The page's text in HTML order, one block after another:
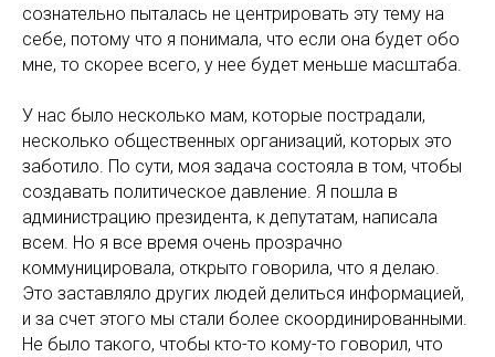
сознательно пыталась не центрировать эту тему на
себе, потому что я понимала, что если она будет обо
мне, то скорее всего, у нее будет меньше масштаба.
У нас было несколько мам, которые пострадали,
несколько общественных организаций, которых это
заботило. По сути, моя задача состояла в том, чтобы
создавать политическое давление. Я пошла в
администрацию президента, к депутатам, написала
всем. Но я все время очень прозрачно
коммуницировала, открыто говорила, что я делаю.
Это заставляло других людей делиться информацией,
и за счет этого мы стали более скоординированными.
Не было такого, чтобы кто-то кому-то говорил, что